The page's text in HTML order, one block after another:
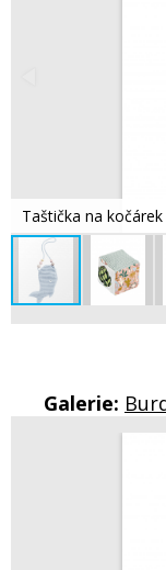
Taštička na
Galerie: